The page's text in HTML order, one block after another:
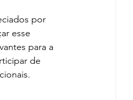
por
esse
para a
de